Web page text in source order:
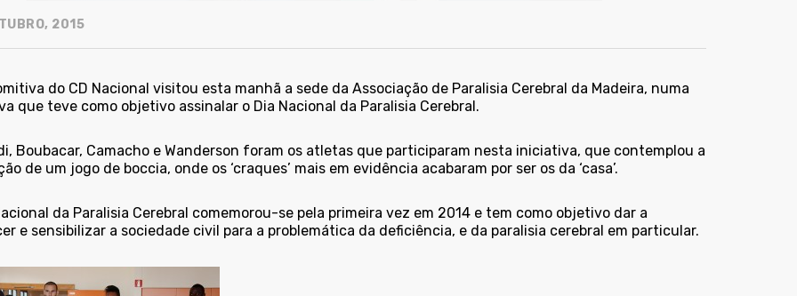
2015
do CD Nacional visitou esta manhã a sede da Associação de Paralisia Cerebral da Madeira, numa
que teve como objetivo assinalar o Dia Nacional da Paralisia Cerebral.
Boubacar, Camacho e Wanderson foram os atletas que participaram nesta iniciativa, que contemplou a
de um jogo de boccia, onde os ‘craques’ mais em evidência acabaram por ser os da ‘casa’.
da Paralisia Cerebral comemorou-se pela primeira vez em 2014 e tem como objetivo dar a
e sensibilizar a sociedade civil para a problemática da deficiência, e da paralisia cerebral em particular.